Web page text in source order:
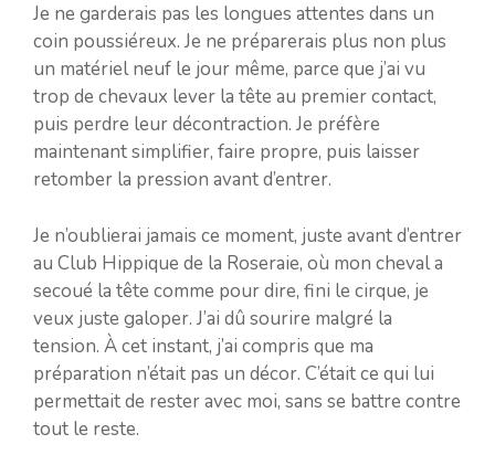
Je ne garderais pas les longues attentes dans un
coin poussiéreux. Je ne préparerais plus non plus
un matériel neuf le jour même, parce que j’ai vu
trop de chevaux lever la tête au premier contact,
puis perdre leur décontraction. Je préfère
maintenant simplifier, faire propre, puis laisser
retomber la pression avant d’entrer.
Je n’oublierai jamais ce moment, juste avant d’entrer
au Club Hippique de la Roseraie, où mon cheval a
secoué la tête comme pour dire, fini le cirque, je
veux juste galoper. J’ai dû sourire malgré la
tension. À cet instant, j’ai compris que ma
préparation n’était pas un décor. C’était ce qui lui
permettait de rester avec moi, sans se battre contre
tout le reste.